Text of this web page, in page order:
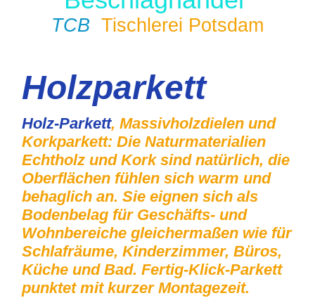
TCB Tischlerei Potsdam
Holzparkett
Holz-Parkett, Massivholzdielen und
Korkparkett: Die Naturmaterialien
Echtholz und Kork sind natürlich, die
Oberflächen fühlen sich warm und
behaglich an. Sie eignen sich als
Bodenbelag für Geschäfts- und
Wohnbereiche gleichermaßen wie für
Schlafräume, Kinderzimmer, Büros,
Küche und Bad. Fertig-Klick-Parkett
punktet mit kurzer Montagezeit.